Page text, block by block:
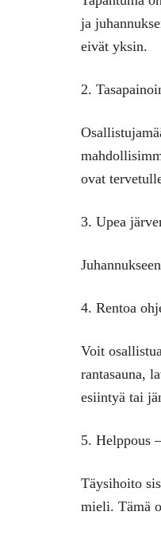
ja
eivät yksin.
2.
ovat
3. Upea
4. Rentoa
Voit
rantasauna,
esiintyä tai
5. Helppous
Täysihoito
mieli. Tämä